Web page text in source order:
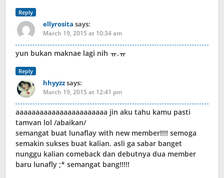
Reply
ellyrosita says:
March 19, 2015 at 10:34 am
yun bukan maknae lagi nih ㅠ.ㅠ
Reply
hhyyzzsays:
March 19, 2015 at 12:41 pm
aaaaaaaaaaaaaaaaaaaaaaa jin aku tahu kamu pasti
tamvan lol /abaikan/
semangat buat lunaflay with new member!!!! semoga
semakin sukses buat kalian. asli ga sabar banget
nunggu kalian comeback dan debutnya dua member
baru lunafly ;* semangat bang!!!!!